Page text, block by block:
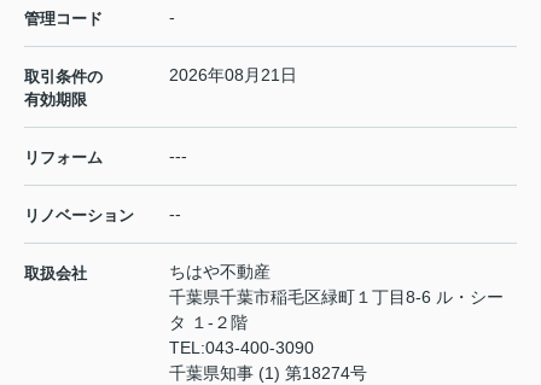
管理コード -
取引条件の
有効期限
2026年08月21日
リフォーム ---
リノベーション --
取扱会社
ちはや不動産
千葉県千葉市稲毛区緑町１丁目8-6 ル・シー
タ １-２階
TEL:043-400-3090
千葉県知事 (1) 第18274号